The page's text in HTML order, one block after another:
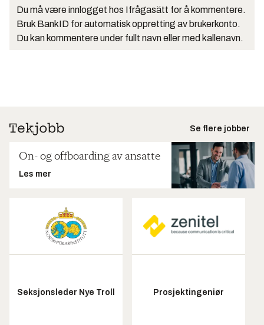
Du må være innlogget hos Ifrågasätt for å kommentere.
Bruk BankID for automatisk oppretting av brukerkonto.
Du kan kommentere under fullt navn eller med kallenavn.
Se flere jobber
On- og offboarding av ansatte
Les mer
Seksjonsleder Nye Troll Prosjektingeniør